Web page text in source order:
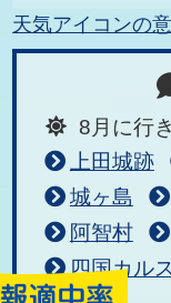
天気アイコンの
8月に行
上田城跡
城ヶ島
阿智村
四国カル